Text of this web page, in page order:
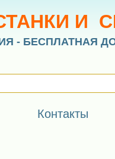
И
- БЕСПЛАТНАЯ
Контакты